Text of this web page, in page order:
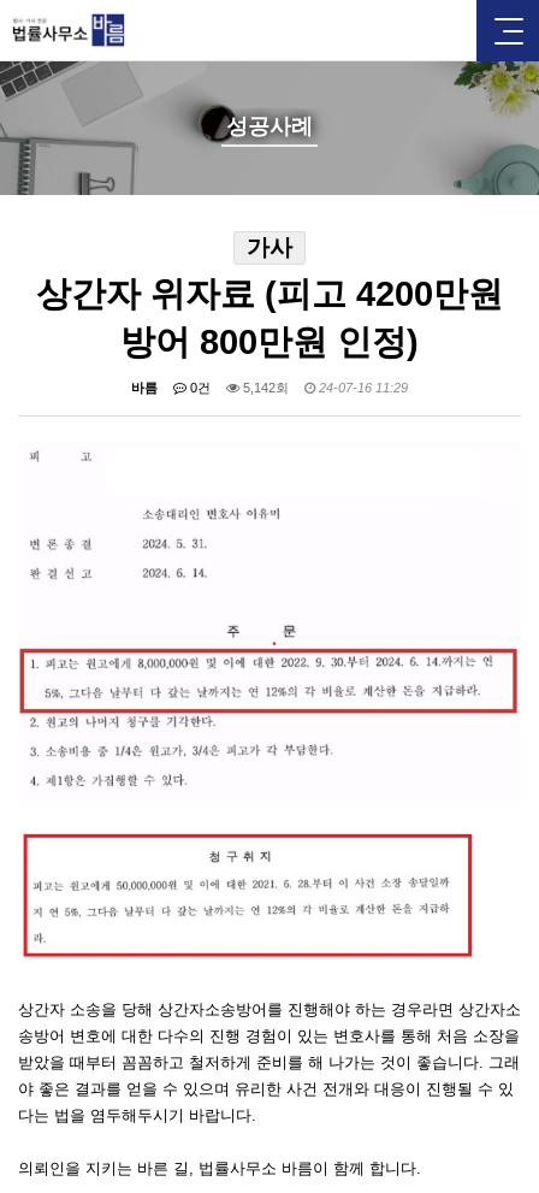
성공사례
가사
상간자 위자료 (피고 4200만원
방어 800만원 인정)
바름 0건 5,142회 24-07-16 11:29
상간자 소송을 당해 상간자소송방어를 진행해야 하는 경우라면 상간자소
송방어 변호에 대한 다수의 진행 경험이 있는 변호사를 통해 처음 소장을
받았을 때부터 꼼꼼하고 철저하게 준비를 해 나가는 것이 좋습니다. 그래
야 좋은 결과를 얻을 수 있으며 유리한 사건 전개와 대응이 진행될 수 있
다는 법을 염두해두시기 바랍니다.
의뢰인을 지키는 바른 길, 법률사무소 바름이 함께 합니다.